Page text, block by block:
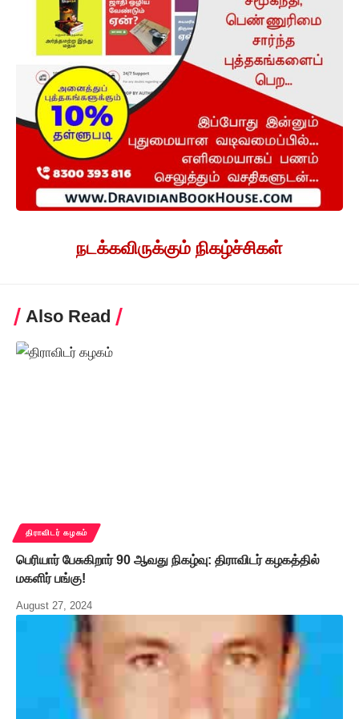
நடக்கவிருக்கும் நிகழ்ச்சிகள்
Also Read
திராவிடர் கழகம்
பெரியார் பேசுகிறார் 90 ஆவது நிகழ்வு: திராவிடர் கழகத்தில்
மகளிர் பங்கு!
August 27, 2024